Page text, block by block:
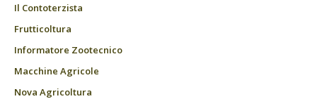
Il Contoterzista
Frutticoltura
Informatore Zootecnico
Macchine Agricole
Nova Agricoltura